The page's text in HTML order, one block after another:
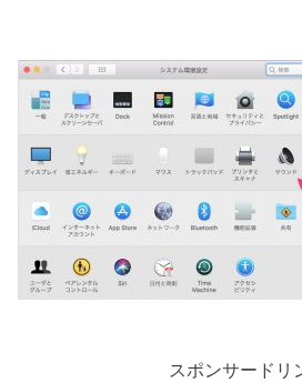
スポンサードリ